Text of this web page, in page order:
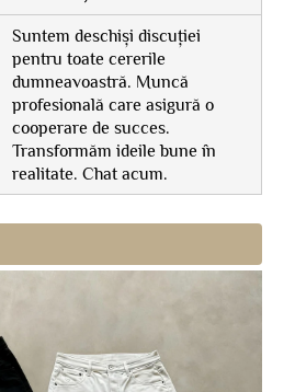
Suntem deschiși discuției
pentru toate cererile
dumneavoastră. Muncă
profesională care asigură o
cooperare de succes.
Transformăm ideile bune în
realitate. Chat acum.